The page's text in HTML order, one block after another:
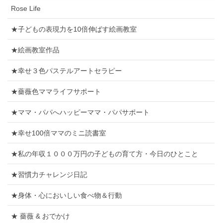
Rose Life
★子どもの表現力を10倍伸ばす絵画教室
★絵画教室作品
★幸せ３色パステルアートセラピー
★薔薇色ママライフサポート
★ママ・パパへハッピーママ・パパサポート
★幸せ100倍ママのミニ読書室
★私の年収１０００万円の子どもの育て方・今日のひとこと
★習慣力チャレンジ日記
★身体・心においしい食べ物＆行動
★ 薔薇 & おでかけ